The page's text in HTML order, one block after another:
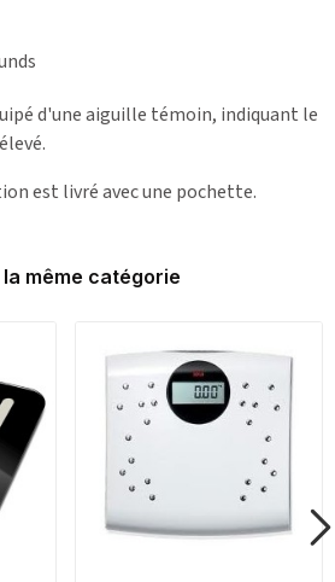
d'une aiguille témoin, indiquant le
est livré avec une pochette.
la même catégorie